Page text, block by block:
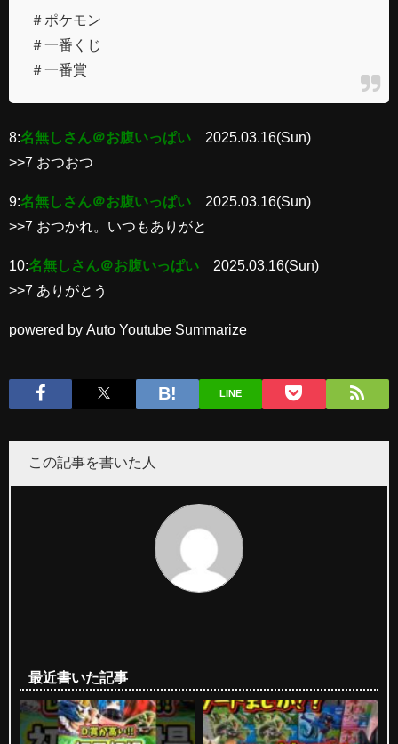
＃ポケモン
＃一番くじ
＃一番賞
8:名無しさん＠お腹いっぱい
2025.03.16(Sun)
>>7 おつおつ
9:名無しさん＠お腹いっぱい
2025.03.16(Sun)
>>7 おつかれ。いつもありがと
10:名無しさん＠お腹いっぱい
2025.03.16(Sun)
>>7 ありがとう
powered by Auto Youtube Summarize
LINE
この記事を書いた人
最近書いた記事